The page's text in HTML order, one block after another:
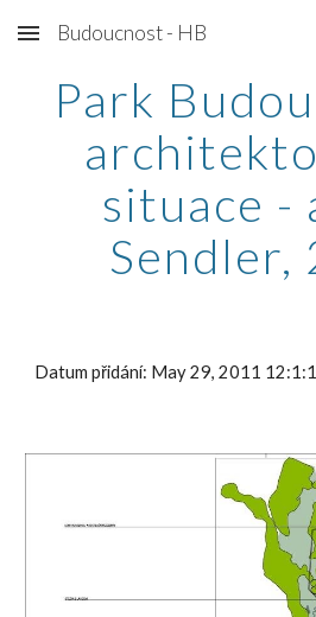
Skip to main content
Budoucnost - HB
Park
situace -
Sendler,
Datum přidání: May 29, 2011